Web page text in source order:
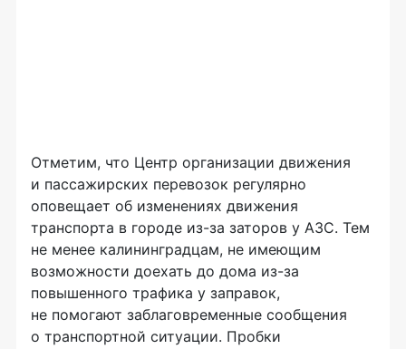
Отметим, что Центр организации движения
и пассажирских перевозок регулярно
оповещает об изменениях движения
транспорта в городе из-за заторов у АЗС. Тем
не менее калининградцам, не имеющим
возможности доехать до дома из-за
повышенного трафика у заправок,
не помогают заблаговременные сообщения
о транспортной ситуации. Пробки